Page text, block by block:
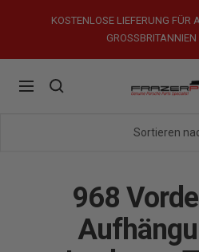
KOSTENLOSE LIEFERUNG FÜR
Navigation
FrazerPart
Sortieren
968